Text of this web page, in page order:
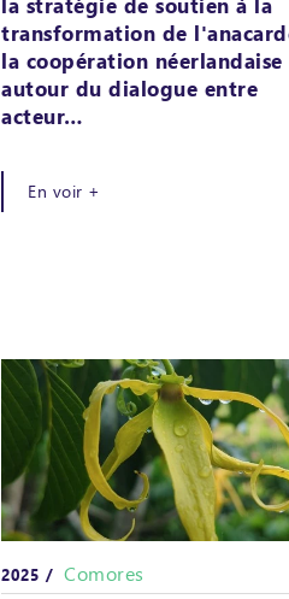
transformation de
la coopération néerlandaise
autour du dialogue entre
acteur…
En voir +
2025 / Comores